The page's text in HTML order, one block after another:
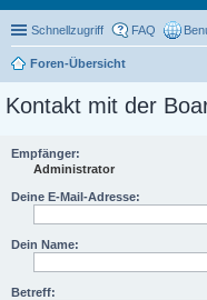
Schnellzugriff FAQ
Foren-Übersicht
Kontakt mit der
Empfänger:
Administrator
Deine E-Mail-Adresse:
Dein Name:
Betreff: